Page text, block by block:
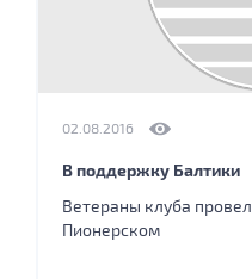
02.08.2016
В поддержку Балтики
Ветераны клуба
Пионерском